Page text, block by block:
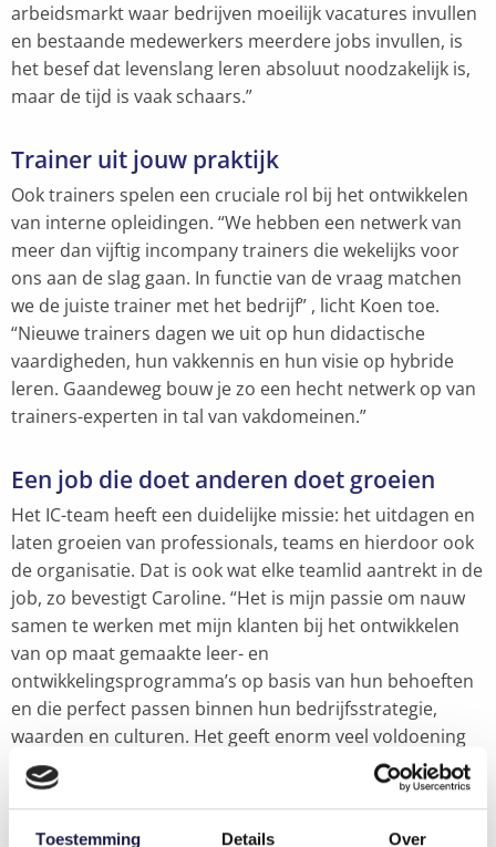
Toestemming Details Over
arbeidsmarkt waar bedrijven moeilijk vacatures invullen
en bestaande medewerkers meerdere jobs invullen, is
het besef dat levenslang leren absoluut noodzakelijk is,
maar de tijd is vaak schaars.”
Trainer uit jouw praktijk
Ook trainers spelen een cruciale rol bij het ontwikkelen
van interne opleidingen. “We hebben een netwerk van
meer dan vijftig incompany trainers die wekelijks voor
ons aan de slag gaan. In functie van de vraag matchen
we de juiste trainer met het bedrijf” , licht Koen toe.
“Nieuwe trainers dagen we uit op hun didactische
vaardigheden, hun vakkennis en hun visie op hybride
leren. Gaandeweg bouw je zo een hecht netwerk op van
trainers-experten in tal van vakdomeinen.”
Een job die doet anderen doet groeien
Het IC-team heeft een duidelijke missie: het uitdagen en
laten groeien van professionals, teams en hierdoor ook
de organisatie. Dat is ook wat elke teamlid aantrekt in de
job, zo bevestigt Caroline. “Het is mijn passie om nauw
samen te werken met mijn klanten bij het ontwikkelen
van op maat gemaakte leer- en
ontwikkelingsprogramma’s op basis van hun behoeften
en die perfect passen binnen hun bedrijfsstrategie,
waarden en culturen. Het geeft enorm veel voldoening
om teams hun volledige potentieel te helpen bereiken
en tegelijkertijd de vreugde en veerkracht op het werk te